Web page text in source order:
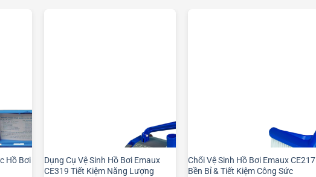
Hồ Bơi
Dụng Cụ Vệ Sinh Hồ Bơi Emaux
CE319 Tiết Kiệm Năng Lượng
Chổi Vệ Sinh Hồ Bơi Emaux CE217
Bền Bỉ & Tiết Kiệm Công Sức